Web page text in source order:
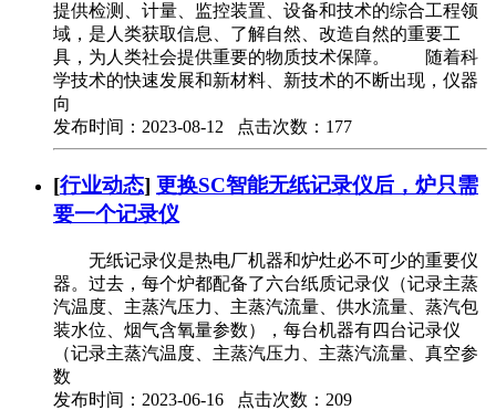
提供检测、计量、监控装置、设备和技术的综合工程领
域，是人类获取信息、了解自然、改造自然的重要工
具，为人类社会提供重要的物质技术保障。 随着科
学技术的快速发展和新材料、新技术的不断出现，仪器
向
发布时间：2023-08-12 点击次数：177
[行业动态] 更换SC智能无纸记录仪后，炉只需
要一个记录仪
无纸记录仪是热电厂机器和炉灶必不可少的重要仪
器。过去，每个炉都配备了六台纸质记录仪（记录主蒸
汽温度、主蒸汽压力、主蒸汽流量、供水流量、蒸汽包
装水位、烟气含氧量参数），每台机器有四台记录仪
（记录主蒸汽温度、主蒸汽压力、主蒸汽流量、真空参
数
发布时间：2023-06-16 点击次数：209